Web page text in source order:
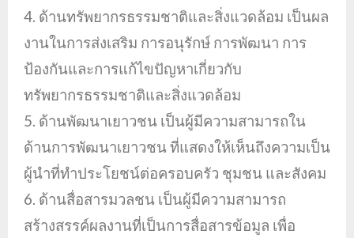
4. ด้านทรัพยากรธรรมชาติและสิ่งแวดล้อม เป็นผล
งานในการส่งเสริม การอนุรักษ์ การพัฒนา การ
ป้องกันและการแก้ไขปัญหาเกี่ยวกับ
ทรัพยากรธรรมชาติและสิ่งแวดล้อม
5. ด้านพัฒนาเยาวชน เป็นผู้มีความสามารถใน
ด้านการพัฒนาเยาวชน ที่แสดงให้เห็นถึงความเป็น
ผู้นำที่ทำประโยชน์ต่อครอบครัว ชุมชน และสังคม
6. ด้านสื่อสารมวลชน เป็นผู้มีความสามารถ
สร้างสรรค์ผลงานที่เป็นการสื่อสารข้อมูล เพื่อ